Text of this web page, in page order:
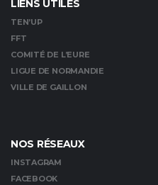
LIENS UTILES
TEN’UP
FFT
COMITÉ DE L’EURE
LIGUE DE NORMANDIE
VILLE DE GAILLON
NOS RÉSEAUX
INSTAGRAM
FACEBOOK